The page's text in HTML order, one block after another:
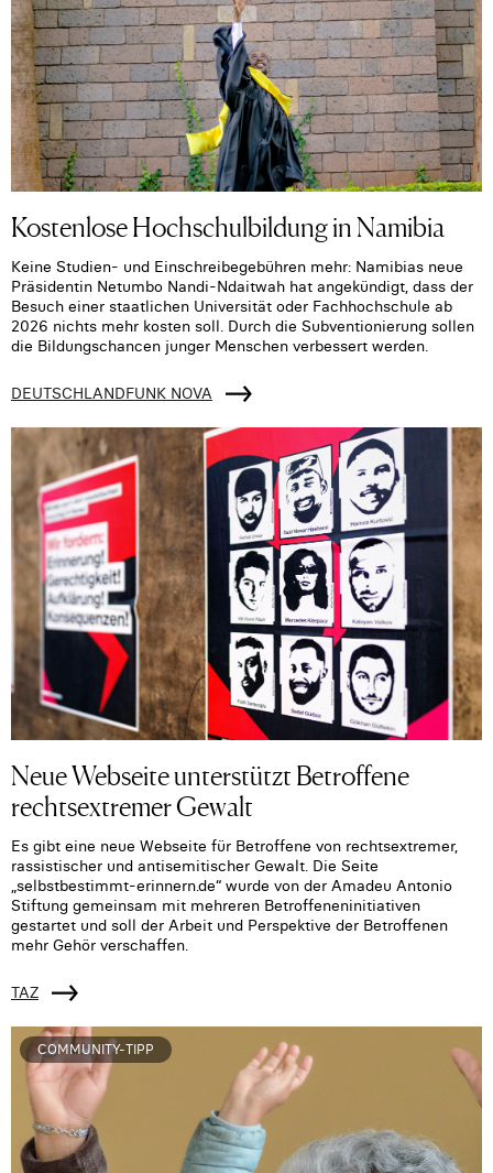
Kostenlose Hochschulbildung in Namibia
Keine Studien- und Einschreibegebühren mehr: Namibias neue
Präsidentin Netumbo Nandi-Ndaitwah hat angekündigt, dass der
Besuch einer staatlichen Universität oder Fachhochschule ab
2026 nichts mehr kosten soll. Durch die Subventionierung sollen
die Bildungschancen junger Menschen verbessert werden.
DEUTSCHLANDFUNK NOVA
Neue Webseite unterstützt Betroffene
rechtsextremer Gewalt
Es gibt eine neue Webseite für Betroffene von rechtsextremer,
rassistischer und antisemitischer Gewalt. Die Seite
„selbstbestimmt-erinnern.de“ wurde von der Amadeu Antonio
Stiftung gemeinsam mit mehreren Betroffeneninitiativen
gestartet und soll der Arbeit und Perspektive der Betroffenen
mehr Gehör verschaffen.
TAZ
COMMUNITY-TIPP